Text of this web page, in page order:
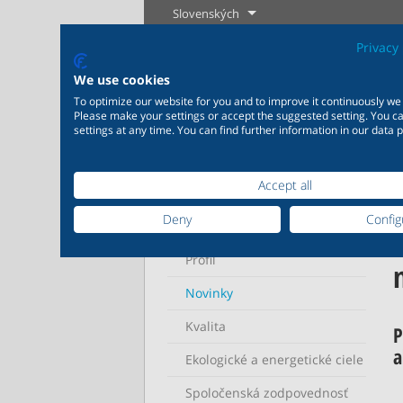
Slovenských
Novinky Regulácia
Priemysel
20 000 výrobkov pre
systém pre priemyselné
aplikácie
Chémia
200 000
mieru
Novinky
ARI
Profil
Novinky
Kvalita
Ekologické a energetické ciele
Spoločenská zodpovednosť
We use cookies
To optimize our website for you and to improve it continuously we
Please make your settings or accept the suggested setting. You
settings at any time. You can find further information in our data
Accept all
Deny